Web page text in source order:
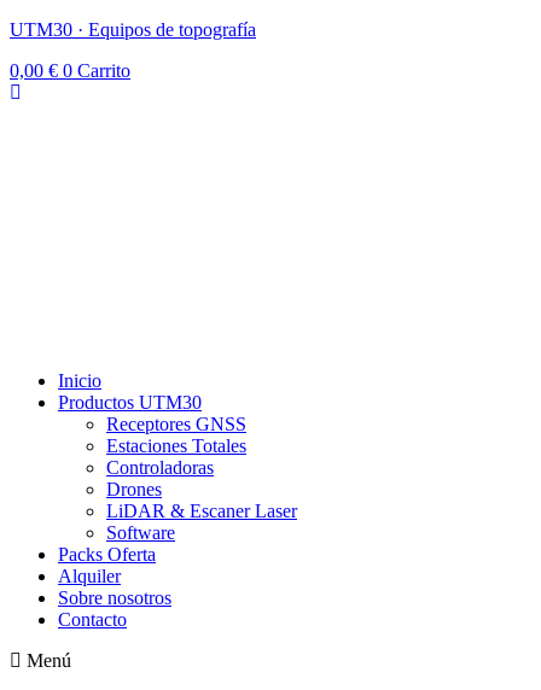
UTM30 · Equipos de topografía
0,00 € 0 Carrito
Inicio
Productos UTM30
Receptores GNSS
Estaciones Totales
Controladoras
Drones
LiDAR & Escaner Laser
Software
Packs Oferta
Alquiler
Sobre nosotros
Contacto
Menú